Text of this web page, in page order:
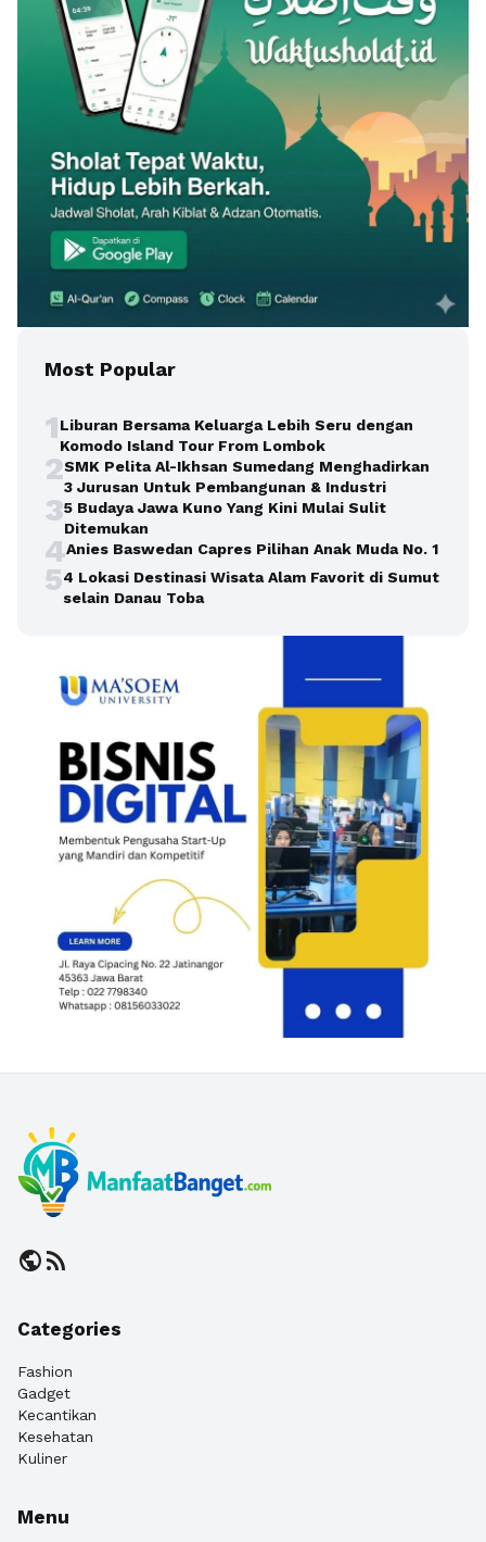
Most Popular
1Liburan Bersama Keluarga Lebih Seru dengan
Komodo Island Tour From Lombok
2SMK Pelita Al-Ikhsan Sumedang Menghadirkan
3 Jurusan Untuk Pembangunan & Industri
35 Budaya Jawa Kuno Yang Kini Mulai Sulit
Ditemukan
4Anies Baswedan Capres Pilihan Anak Muda No. 1
54 Lokasi Destinasi Wisata Alam Favorit di Sumut
selain Danau Toba
publicrss_feed
Categories
Fashion
Gadget
Kecantikan
Kesehatan
Kuliner
Menu